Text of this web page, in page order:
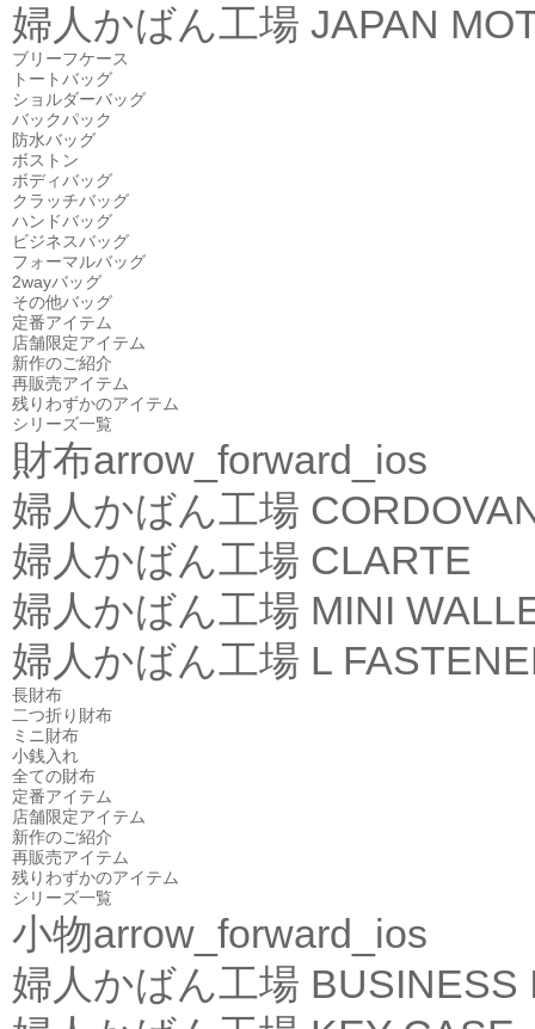
婦人かばん工場 JAPAN
ブリーフケース
トートバッグ
ショルダーバッグ
バックパック
防水バッグ
ボストン
ボディバッグ
クラッチバッグ
ハンドバッグ
ビジネスバッグ
フォーマルバッグ
2wayバッグ
その他バッグ
定番アイテム
店舗限定アイテム
新作のご紹介
再販売アイテム
残りわずかのアイテム
シリーズ一覧
財布arrow_forward_ios
婦人かばん工場
婦人かばん工場 CLARTE
婦人かばん工場 MINI
婦人かばん工場 L
長財布
二つ折り財布
ミニ財布
小銭入れ
全ての財布
定番アイテム
店舗限定アイテム
新作のご紹介
再販売アイテム
残りわずかのアイテム
シリーズ一覧
小物arrow_forward_ios
婦人かばん工場 BUSINESS